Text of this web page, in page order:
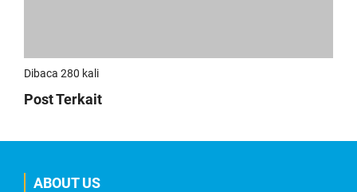
Dibaca 280 kali
Post Terkait
ABOUT US